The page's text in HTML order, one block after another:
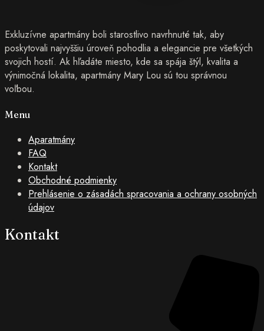
Best
Travel
Exkluzívne apartmány boli starostlivo navrhnuté tak, aby
poskytovali najvyššiu úroveň pohodlia a elegancie pre všetkých
svojich hostí. Ak hľadáte miesto, kde sa spája štýl, kvalita a
výnimočná lokalita, apartmány Mary Lou sú tou správnou
voľbou.
Menu
Aparatmány
FAQ
Kontakt
Obchodné podmienky
Prehlásenie o zásadách spracovania a ochrany osobných
údajov
Kontakt